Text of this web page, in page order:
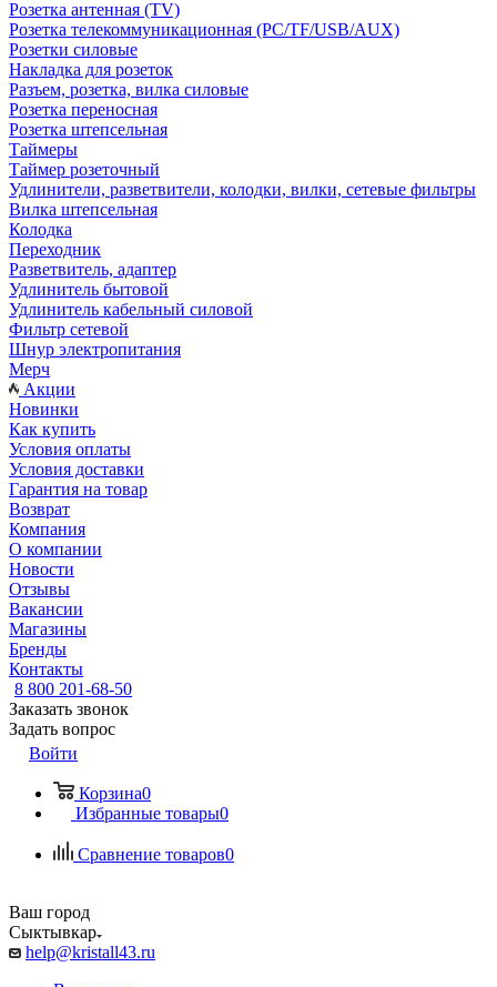
Розетка антенная (TV)
Розетка телекоммуникационная (PC/TF/USB/AUX)
Розетки силовые
Накладка для розеток
Разъем, розетка, вилка силовые
Розетка переносная
Розетка штепсельная
Таймеры
Таймер розеточный
Удлинители, разветвители, колодки, вилки, сетевые фильтры
Вилка штепсельная
Колодка
Переходник
Разветвитель, адаптер
Удлинитель бытовой
Удлинитель кабельный силовой
Фильтр сетевой
Шнур электропитания
Мерч
Акции
Новинки
Как купить
Условия оплаты
Условия доставки
Гарантия на товар
Возврат
Компания
О компании
Новости
Отзывы
Вакансии
Магазины
Бренды
Контакты
8 800 201-68-50
Заказать звонок
Задать вопрос
Войти
Корзина0
Избранные товары0
Сравнение товаров0
Ваш город
Сыктывкар
help@kristall43.ru